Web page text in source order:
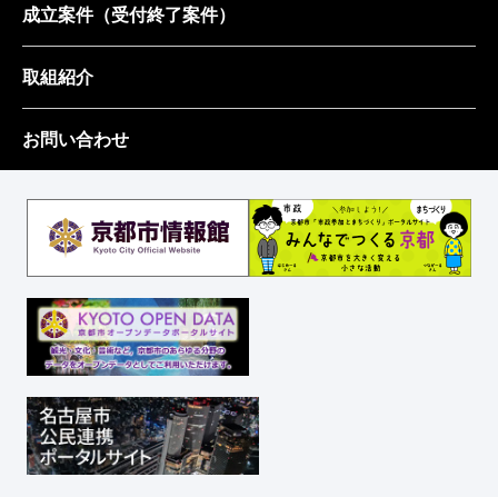
成立案件（受付終了案件）
取組紹介
お問い合わせ